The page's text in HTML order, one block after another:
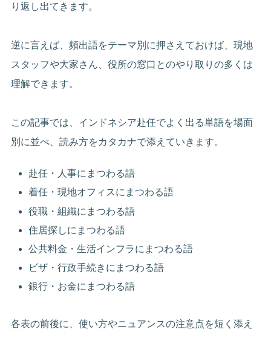
り返し出てきます。
逆に言えば、頻出語をテーマ別に押さえておけば、現地
スタッフや大家さん、役所の窓口とのやり取りの多くは
理解できます。
この記事では、インドネシア赴任でよく出る単語を場面
別に並べ、読み方をカタカナで添えていきます。
赴任・人事にまつわる語
着任・現地オフィスにまつわる語
役職・組織にまつわる語
住居探しにまつわる語
公共料金・生活インフラにまつわる語
ビザ・行政手続きにまつわる語
銀行・お金にまつわる語
各表の前後に、使い方やニュアンスの注意点を短く添え